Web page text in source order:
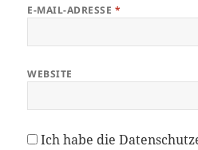
E-MAIL-ADRESSE *
WEBSITE
Ich habe die